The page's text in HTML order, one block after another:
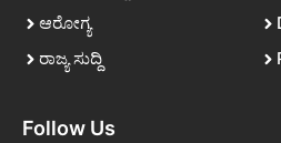
ಆರೋಗ್ಯ
ರಾಜ್ಯ ಸುದ್ದಿ
Follow Us